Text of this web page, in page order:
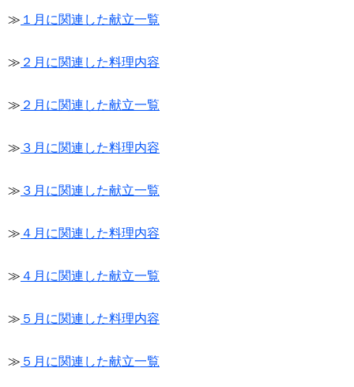
≫ １月に関連した献立一覧
≫ ２月に関連した料理内容
≫ ２月に関連した献立一覧
≫ ３月に関連した料理内容
≫ ３月に関連した献立一覧
≫ ４月に関連した料理内容
≫ ４月に関連した献立一覧
≫ ５月に関連した料理内容
≫ ５月に関連した献立一覧